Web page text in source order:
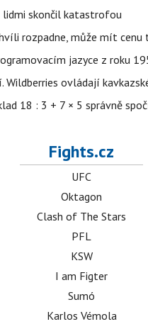
lidmi skončil katastrofou
rozpadne, může mít cenu
jazyce z roku
ovládají
18 : 3 + 7 × 5 správně
Fights.cz
UFC
Oktagon
Clash of The Stars
PFL
KSW
I am Figter
Sumó
Karlos Vémola